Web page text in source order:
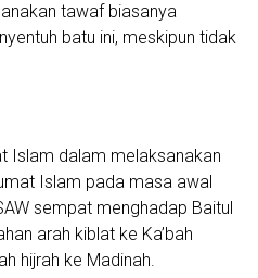
tawaf biasanya
batu ini, meskipun tidak
Islam dalam melaksanakan
Islam pada masa awal
sempat menghadap Baitul
arah kiblat ke Ka’bah
hijrah ke Madinah.